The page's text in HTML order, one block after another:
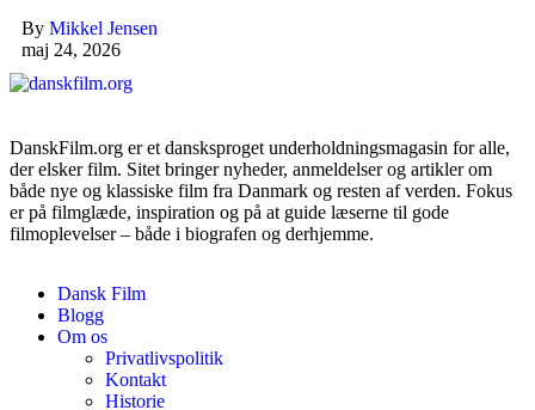
By Mikkel Jensen
maj 24, 2026
DanskFilm.org er et dansksproget underholdningsmagasin for alle,
der elsker film. Sitet bringer nyheder, anmeldelser og artikler om
både nye og klassiske film fra Danmark og resten af verden. Fokus
er på filmglæde, inspiration og på at guide læserne til gode
filmoplevelser – både i biografen og derhjemme.
Dansk Film
Blogg
Om os
Privatlivspolitik
Kontakt
Historie